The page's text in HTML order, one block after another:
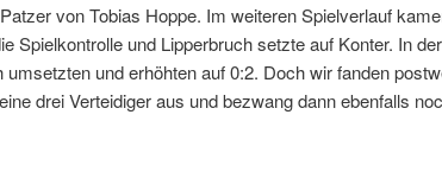
von Tobias Hoppe. Im weiteren Spielverlauf
Spielkontrolle und Lipperbruch setzte auf Konter. In
und erhöhten auf 0:2. Doch wir fanden
drei Verteidiger aus und bezwang dann ebenfalls